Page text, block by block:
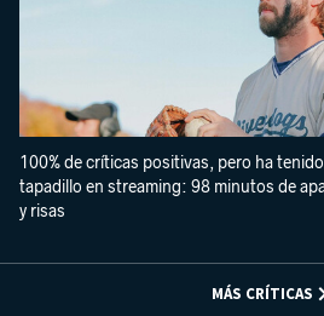
100% de críticas positivas, pero ha
tapadillo en streaming: 98 minutos de
y risas
MÁS CRÍTICAS